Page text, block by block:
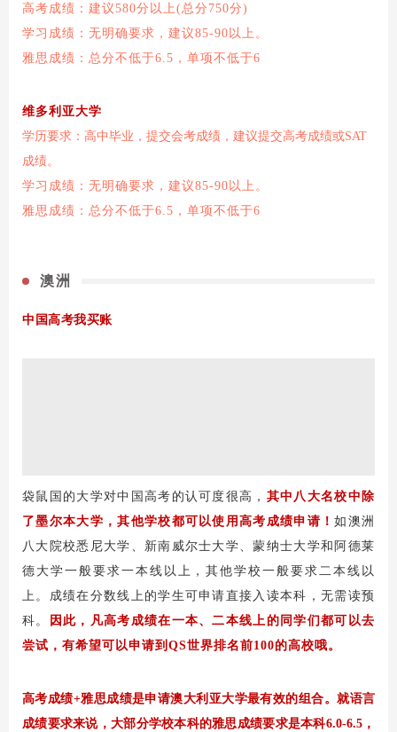
高考成绩：建议580分以上(总分750分)
学习成绩：无明确要求，建议85-90以上。
雅思成绩：总分不低于6.5，单项不低于6
维多利亚大学
学历要求：高中毕业，提交会考成绩，建议提交高考成绩或SAT
成绩。
学习成绩：无明确要求，建议85-90以上。
雅思成绩：总分不低于6.5，单项不低于6
澳洲
中国高考我买账
袋鼠国的大学对中国高考的认可度很高， 其中八大名校中除
了墨尔本大学，其他学校都可以使用高考成绩申请！如澳洲
八大院校悉尼大学、新南威尔士大学、蒙纳士大学和阿德莱
德大学一般要求一本线以上，其他学校一般要求二本线以
上。成绩在分数线上的学生可申请直接入读本科，无需读预
科。
因此，凡高考成绩在一本、二本线上的同学们都可以去
尝试，有希望可以申请到QS世界排名前100的高校哦。
高考成绩+雅思成绩是申请澳大利亚大学最有效的组合。就语言
成绩要求来说，大部分学校本科的雅思成绩要求是本科6.0-6.5，